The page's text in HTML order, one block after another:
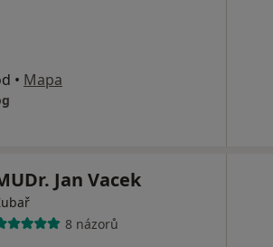
• Mapa
Jan Vacek
8 názorů